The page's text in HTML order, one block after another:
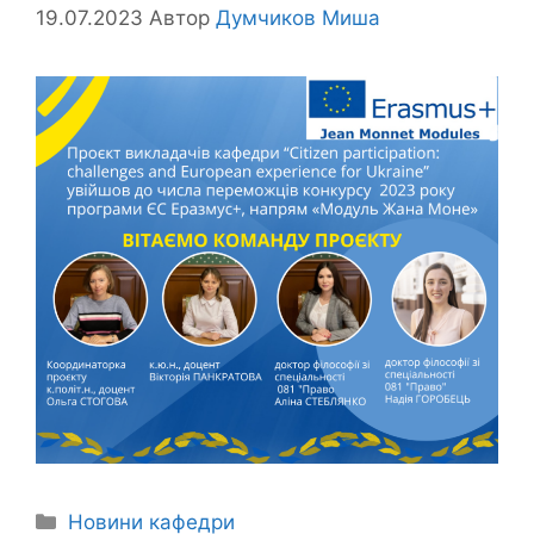
19.07.2023 Автор Думчиков Миша
Новини кафедри